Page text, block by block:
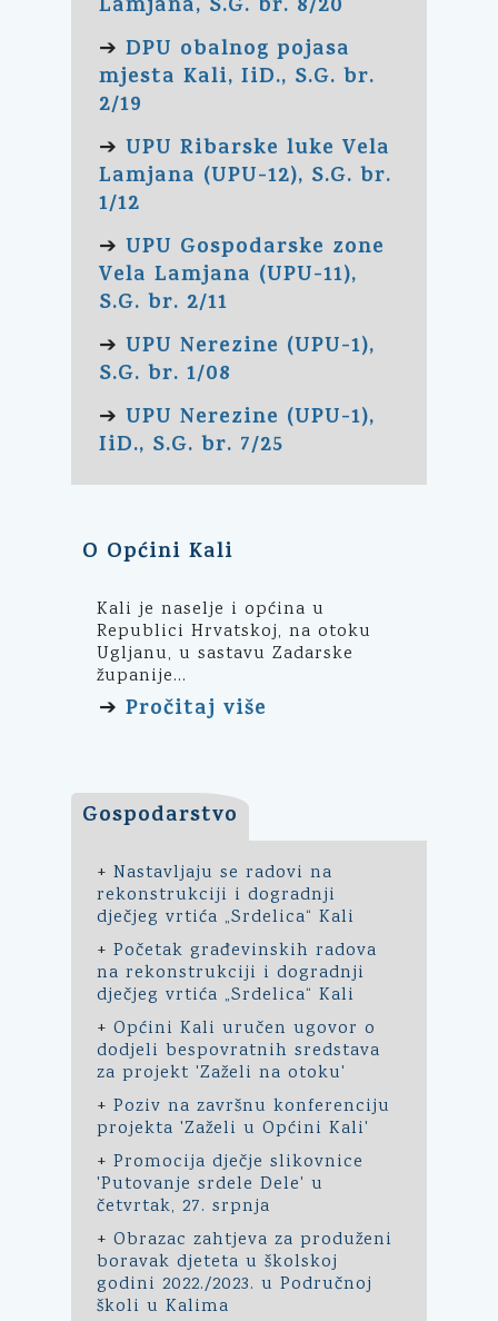
➔ DPU obalnog pojasa
mjesta Kali, IiD., S.G. br.
2/19
➔ UPU Ribarske luke Vela
Lamjana (UPU-12), S.G. br.
1/12
➔ UPU Gospodarske zone
Vela Lamjana (UPU-11),
S.G. br. 2/11
➔ UPU Nerezine (UPU-1),
S.G. br. 1/08
➔ UPU Nerezine (UPU-1),
IiD., S.G. br. 7/25
O Općini Kali
Kali je naselje i općina u
Republici Hrvatskoj, na otoku
Ugljanu, u sastavu Zadarske
županije...
➔ Pročitaj više
Gospodarstvo
+ Nastavljaju se radovi na
rekonstrukciji i dogradnji
dječjeg vrtića „Srdelica“ Kali
+ Početak građevinskih radova
na rekonstrukciji i dogradnji
dječjeg vrtića „Srdelica“ Kali
+ Općini Kali uručen ugovor o
dodjeli bespovratnih sredstava
za projekt 'Zaželi na otoku'
+ Poziv na završnu konferenciju
projekta 'Zaželi u Općini Kali'
+ Promocija dječje slikovnice
'Putovanje srdele Dele' u
četvrtak, 27. srpnja
+ Obrazac zahtjeva za produženi
boravak djeteta u školskoj
godini 2022./2023. u Područnoj
školi u Kalima